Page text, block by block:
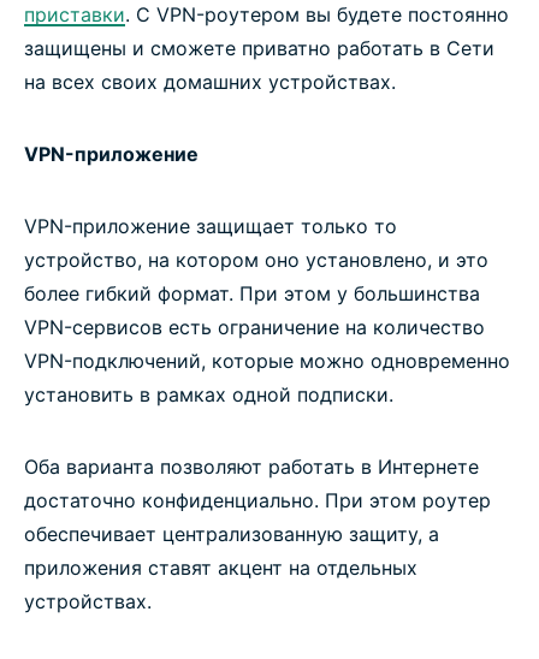
приставки. С VPN-роутером вы будете постоянно
защищены и сможете приватно работать в Сети
на всех своих домашних устройствах.
VPN-приложение
VPN-приложение защищает только то
устройство, на котором оно установлено, и это
более гибкий формат. При этом у большинства
VPN-сервисов есть ограничение на количество
VPN-подключений, которые можно одновременно
установить в рамках одной подписки.
Оба варианта позволяют работать в Интернете
достаточно конфиденциально. При этом роутер
обеспечивает централизованную защиту, а
приложения ставят акцент на отдельных
устройствах.